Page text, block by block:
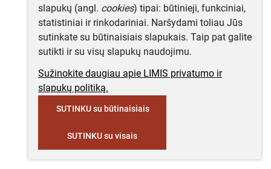
slapukų (angl. cookies) tipai: būtinieji, funkciniai,
statistiniai ir rinkodariniai. Naršydami toliau Jūs
sutinkate su būtinaisiais slapukais. Taip pat galite
sutikti ir su visų slapukų naudojimu.
Sužinokite daugiau apie LIMIS privatumo ir
slapukų politiką.
SUTINKU su būtinaisiais
SUTINKU su visais